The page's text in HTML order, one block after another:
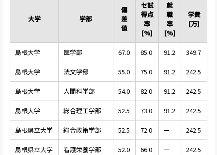
大学 学部
偏
差
値
セ試
得点
率
[%]
就
職
率
[%]
学費
[万]
島根大学 医学部 67.0 85.0 91.2 349.7
島根大学 法文学部 55.0 75.0 91.2 242.5
島根大学 人間科学部 54.0 82.0 91.2 242.5
島根大学 総合理工学部 52.5 73.0 91.2 242.5
島根県立大学 総合政策学部 52.5 72.0 ー 242.5
島根県立大学 看護栄養学部 52.0 66.0 ー 242.5